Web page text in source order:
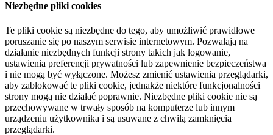
Niezbędne pliki cookies
Te pliki cookie są niezbędne do tego, aby umożliwić prawidłowe
poruszanie się po naszym serwisie internetowym. Pozwalają na
działanie niezbędnych funkcji strony takich jak logowanie,
ustawienia preferencji prywatności lub zapewnienie bezpieczeństwa
i nie mogą być wyłączone. Możesz zmienić ustawienia przeglądarki,
aby zablokować te pliki cookie, jednakże niektóre funkcjonalności
strony mogą nie działać poprawnie. Niezbędne pliki cookie nie są
przechowywane w trwały sposób na komputerze lub innym
urządzeniu użytkownika i są usuwane z chwilą zamknięcia
przeglądarki.